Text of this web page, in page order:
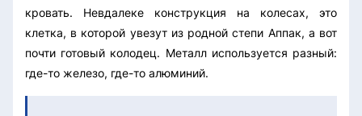
кровать. Невдалеке конструкция на колесах, это
клетка, в которой увезут из родной степи Аппак, а вот
почти готовый колодец. Металл используется разный:
где-то железо, где-то алюминий.